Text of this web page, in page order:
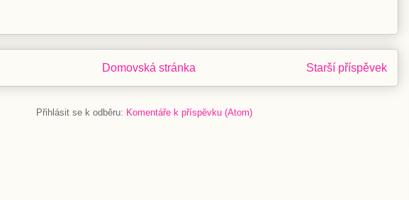
Starší příspěvek
Domovská stránka
Přihlásit se k odběru: Komentáře k příspěvku (Atom)